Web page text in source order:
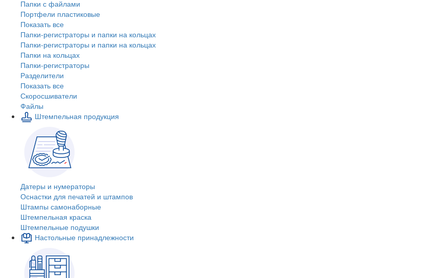
Папки с файлами
Портфели пластиковые
Показать все
Папки-регистраторы и папки на кольцах
Папки-регистраторы и папки на кольцах
Папки на кольцах
Папки-регистраторы
Разделители
Показать все
Скоросшиватели
Файлы
Штемпельная продукция
Датеры и нумераторы
Оснастки для печатей и штампов
Штампы самонаборные
Штемпельная краска
Штемпельные подушки
Настольные принадлежности